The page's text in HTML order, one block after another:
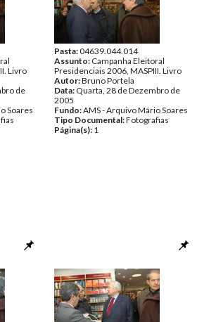
Livro
de
Soares
Pasta:04639.044.014
Assunto: Campanha Eleitoral
Presidenciais 2006, MASPIII. Livro
Autor:Bruno Portela
Data: Quarta, 28 de Dezembro de
2005
Fundo:AMS - Arquivo Mário Soares
Tipo Documental:Fotografias
Página(s): 1